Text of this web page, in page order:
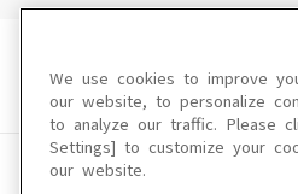
この
We use cookies to improve
our website, to personalize
to analyze our traffic. Please
Settings] to customize your
our website.